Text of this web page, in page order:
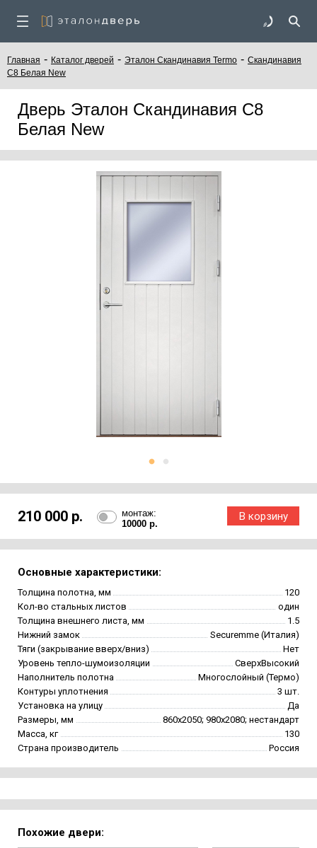
Главная - Каталог дверей - Эталон Скандинавия Termo - Скандинавия
С8 Белая New
Дверь Эталон Скандинавия С8
Белая New
210 000 р.
монтаж:
10000 р.
Основные характеристики:
Толщина полотна, мм
120
Кол-во стальных листов
один
Толщина внешнего листа, мм
1.5
Нижний замок
Securemme (Италия)
Тяги (закрывание вверх/вниз)
Нет
Уровень тепло-шумоизоляции
СверхВысокий
Наполнитель полотна
Многослойный (Термо)
Контуры уплотнения
3 шт.
Установка на улицу
Да
Размеры, мм
860х2050; 980х2080; нестандарт
Масса, кг
130
Страна производитель
Россия
Похожие двери: